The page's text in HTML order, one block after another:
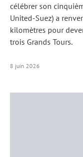
célébrer son
United-Suez) a
kilomètres pour
trois Grands Tours.
8 juin 2026